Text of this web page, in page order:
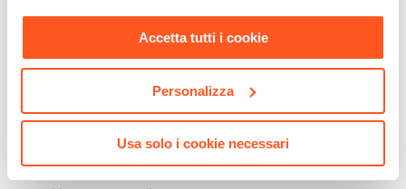
nostraCookie Policy.
Accetta tutti i cookie
Personalizza
Usa solo i cookie necessari
Colore Maniglie O Pomelli
Braccio Di Sostegno
Chiusura
Installazione
VG-CBBP
Sanitari filomuro
CODICE:186CC
Termoarredo scaldasalviette